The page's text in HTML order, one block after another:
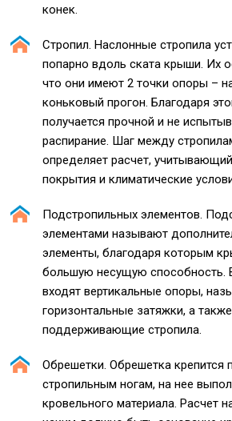
конек.
Стропил. Наслонные стропила
попарно вдоль ската крыши. Их
что они имеют 2 точки опоры –
коньковый прогон. Благодаря
получается прочной и не
распирание. Шаг между
определяет расчет,
покрытия и климатические
Подстропильных элементов.
элементами называют
элементы, благодаря которым
большую несущую способность.
входят вертикальные опоры,
горизонтальные затяжки, а
поддерживающие стропила.
Обрешетки. Обрешетка крепится
стропильным ногам, на нее
кровельного материала. Расчет